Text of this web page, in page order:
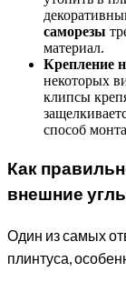
саморезы
материал.
Крепление
некоторых
клипсы
способ
Как
внешние
Один из самых
плинтуса,